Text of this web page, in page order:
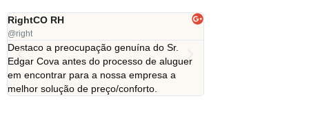
RightCO RH
@right
Destaco a preocupação genuína do Sr.
Edgar Cova antes do processo de aluguer
em encontrar para a nossa empresa a
melhor solução de preço/conforto.